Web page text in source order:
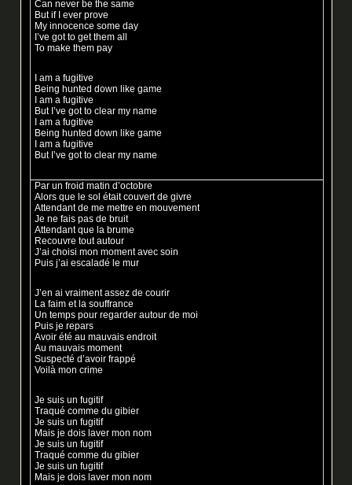
Can never be the same
But if I ever prove
My innocence some day
I’ve got to get them all
To make them pay
I am a fugitive
Being hunted down like game
I am a fugitive
But I’ve got to clear my name
I am a fugitive
Being hunted down like game
I am a fugitive
But I’ve got to clear my name
Par un froid matin d’octobre
Alors que le sol était couvert de givre
Attendant de me mettre en mouvement
Je ne fais pas de bruit
Attendant que la brume
Recouvre tout autour
J’ai choisi mon moment avec soin
Puis j’ai escaladé le mur
J’en ai vraiment assez de courir
La faim et la souffrance
Un temps pour regarder autour de moi
Puis je repars
Avoir été au mauvais endroit
Au mauvais moment
Suspecté d’avoir frappé
Voilà mon crime
Je suis un fugitif
Traqué comme du gibier
Je suis un fugitif
Mais je dois laver mon nom
Je suis un fugitif
Traqué comme du gibier
Je suis un fugitif
Mais je dois laver mon nom